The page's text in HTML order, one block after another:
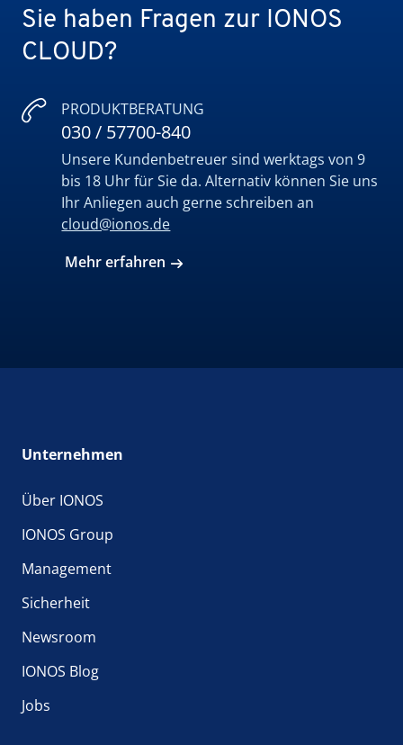
Sie haben Fragen zur IONOS
CLOUD?
PRODUKTBERATUNG
030 / 57700-840
Unsere Kundenbetreuer sind werktags von 9
bis 18 Uhr für Sie da. Alternativ können Sie uns
Ihr Anliegen auch gerne schreiben an
cloud@ionos.de
Mehr erfahren
Unternehmen
Über IONOS
IONOS Group
Management
Sicherheit
Newsroom
IONOS Blog
Jobs